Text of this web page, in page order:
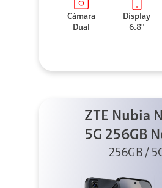
Cámara
Dual
Display
6.8"
ZTE Nubia
5G 256GB
256GB /